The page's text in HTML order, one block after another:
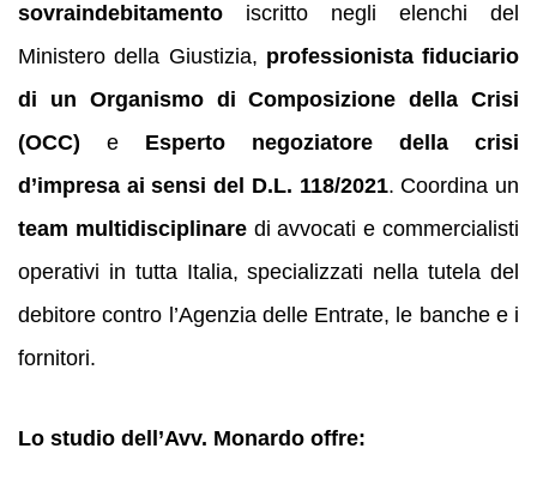
sovraindebitamento iscritto negli elenchi del
Ministero della Giustizia, professionista fiduciario
di un Organismo di Composizione della Crisi
(OCC) e Esperto negoziatore della crisi
d’impresa ai sensi del D.L. 118/2021. Coordina un
team multidisciplinaredi avvocati e commercialisti
operativi in tutta Italia, specializzati nella tutela del
debitore contro l’Agenzia delle Entrate, le banche e i
fornitori.
Lo studio dell’Avv. Monardo offre: